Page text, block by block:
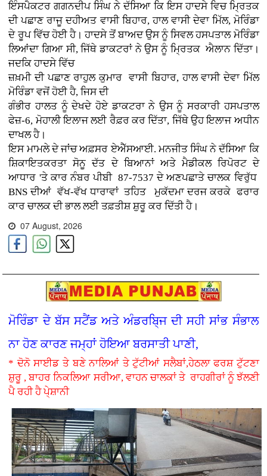
ਇੰਸਪੈਕਟਰ ਗਗਨਦੀਪ ਸਿੰਘ ਨੇ ਦੱਸਿਆ ਕਿ ਇਸ ਹਾਦਸੇ ਵਿਚ ਮ੍ਰਿਤਕ
ਦੀ ਪਛਾਣ ਰਾਜੂ ਦਹੀਅਤ ਵਾਸੀ ਬਿਹਾਰ, ਹਾਲ ਵਾਸੀ ਦੇਵਾ ਮਿੱਲ, ਮੋਰਿੰਡਾ
ਦੇ ਰੂਪ ਵਿੱਚ ਹੋਈ ਹੈ। ਹਾਦਸੇ ਤੋਂ ਬਾਅਦ ਉਸ ਨੂੰ ਸਿਵਲ ਹਸਪਤਾਲ ਮੋਰਿੰਡਾ
ਲਿਆਂਦਾ ਗਿਆ ਸੀ, ਜਿੱਥੇ ਡਾਕਟਰਾਂ ਨੇ ਉਸ ਨੂੰ ਮ੍ਰਿਤਕ ਐਲਾਨ ਦਿੱਤਾ।
ਜਦਕਿ ਹਾਦਸੇ ਵਿੱਚ
ਜ਼ਖ਼ਮੀ ਦੀ ਪਛਾਣ ਰਾਹੁਲ ਕੁਮਾਰ ਵਾਸੀ ਬਿਹਾਰ, ਹਾਲ ਵਾਸੀ ਦੇਵਾ ਮਿੱਲ
ਮੋਰਿੰਡਾ ਵਜੋਂ ਹੋਈ ਹੈ, ਜਿਸ ਦੀ
ਗੰਭੀਰ ਹਾਲਤ ਨੂੰ ਦੇਖਦੇ ਹੋਏ ਡਾਕਟਰਾ ਨੇ ਉਸ ਨੂੰ ਸਰਕਾਰੀ ਹਸਪਤਾਲ
ਫੇਜ਼-6, ਮੋਹਾਲੀ ਇਲਾਜ ਲਈ ਰੈਫ਼ਰ ਕਰ ਦਿੱਤਾ, ਜਿੱਥੇ ਉਹ ਇਲਾਜ ਅਧੀਨ
ਦਾਖਲ ਹੈ।
ਇਸ ਮਾਮਲੇ ਦੇ ਜਾਂਚ ਅਫ਼ਸਰ ਏਐੱਸਆਈ. ਮਨਜੀਤ ਸਿੰਘ ਨੇ ਦੱਸਿਆ ਕਿ
ਸ਼ਿਕਾਇਤਕਰਤਾ ਸੋਨੂ ਦੱਤ ਦੇ ਬਿਆਨਾਂ ਅਤੇ ਮੈਡੀਕਲ ਰਿਪੋਰਟ ਦੇ
ਆਧਾਰ 'ਤੇ ਕਾਰ ਨੰਬਰ ਪੀਬੀ 87-7537 ਦੇ ਅਣਪਛਾਤੇ ਚਾਲਕ ਵਿਰੁੱਧ
BNS ਦੀਆਂ ਵੱਖ-ਵੱਖ ਧਾਰਾਵਾਂ ਤਹਿਤ ਮੁਕੱਦਮਾ ਦਰਜ ਕਰਕੇ ਫਰਾਰ
ਕਾਰ ਚਾਲਕ ਦੀ ਭਾਲ ਲਈ ਤਫ਼ਤੀਸ਼ ਸ਼ੁਰੂ ਕਰ ਦਿੱਤੀ ਹੈ।
07 August, 2026
ਮੋਰਿੰਡਾ ਦੇ ਬੱਸ ਸਟੈਂਡ ਅਤੇ ਅੰਡਰਬਿ੍ਜ ਦੀ ਸਹੀ ਸਾਂਭ ਸੰਭਾਲ
ਨਾ ਹੋਣ ਕਾਰਣ ਜਮ੍ਹਾਂ ਹੋਇਆ ਬਰਸਾਤੀ ਪਾਣੀ,
* ਦੋਨੋ ਸਾਈਡ ਤੇ ਬਣੇ ਨਾਲਿਆਂ ਤੇ ਟੁੱਟੀਆਂ ਸਲੈਬਾਂ,ਹੇਠਲਾ ਫਰਸ਼ ਟੁੱਟਣਾ
ਸ਼ੁਰੂ , ਬਾਹਰ ਨਿਕਲਿਆ ਸਰੀਆ, ਵਾਹਨ ਚਾਲਕਾਂ ਤੇ ਰਾਹਗੀਰਾਂ ਨੂੰ ਝੱਲਣੀ
ਪੈ ਰਹੀ ਹੈ ਪੇ੍ਸ਼ਾਨੀ